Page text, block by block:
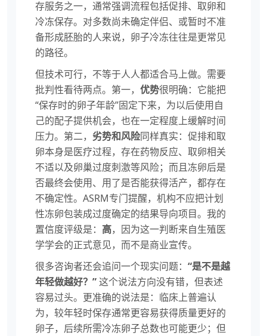
存服务之一，通常强调流程包括促排、取卵和
冷冻保存。对多数尚未确定伴侣、或暂时不准
备形成胚胎的人来说，卵子冷冻往往是更常见
的路径。
但技术可行，不等于人人都适合马上做。需要
批判性看待两点。第一， 优势很明确：它能把
“保存时的卵子年龄”固定下来，为以后使用自
己的配子提供机会，也在一定程度上缓解时间
压力。第二， 劣势和风险同样真实：促排和取
卵本身是医疗过程，存在药物反应、取卵相关
不适以及卵巢过度刺激等风险；而且冻卵后是
否最终会使用、用了是否能获得活产，都存在
不确定性。ASRM专门提醒，机构不应把计划
性冻卵包装成过度确定的结果导向项目。我的
置信度评级是： 高，因为这一判断来自生殖医
学学会的正式意见，而不是商业宣传。
很多咨询者还会追问一个现实问题： “是不是越
年轻做越好？”这个说法方向没有错，但表述
容易过头。更准确的说法是：临床上普遍认
为，较年轻时保存通常更容易获得质量更好的
卵子，后续所需冷冻卵子总数也可能更少；但